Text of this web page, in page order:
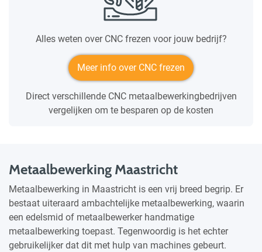
Alles weten over CNC frezen voor jouw bedrijf?
Meer info over CNC frezen
Direct verschillende CNC metaalbewerkingbedrijven
vergelijken om te besparen op de kosten
Metaalbewerking Maastricht
Metaalbewerking in Maastricht is een vrij breed begrip. Er
bestaat uiteraard ambachtelijke metaalbewerking, waarin
een edelsmid of metaalbewerker handmatige
metaalbewerking toepast. Tegenwoordig is het echter
gebruikelijker dat dit met hulp van machines gebeurt.